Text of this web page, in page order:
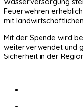
Feuerwehren
mit
Mit der Spende wird
weiterverwendet und
Sicherheit in der